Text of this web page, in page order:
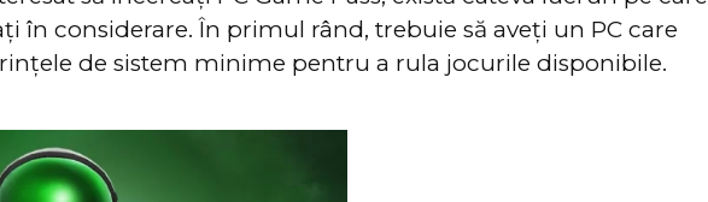
în considerare. În primul rând, trebuie să aveți un PC care
de sistem minime pentru a rula jocurile disponibile.